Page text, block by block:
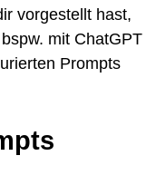
vorgestellt hast,
mit ChatGPT
Prompts